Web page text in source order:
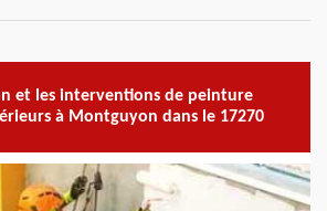
et les interventions de peinture
à Montguyon dans le 17270